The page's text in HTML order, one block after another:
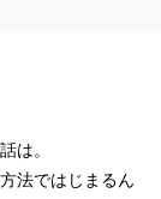
は。
法ではじまるん